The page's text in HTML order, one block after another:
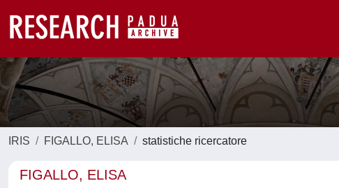
IRIS FIGALLO, ELISA statistiche ricercatore
FIGALLO, ELISA